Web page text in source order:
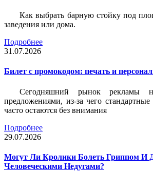
Как выбрать барную стойку под
заведения или дома.
Подробнее
31.07.2026
Билет c промокодом: печать и
Сегодняшний рынок рекламы
предложениями, из-за чего
часто остаются без внимания
Подробнее
29.07.2026
Могут Ли Кролики Болеть Гриппом И
Человеческими Недугами?